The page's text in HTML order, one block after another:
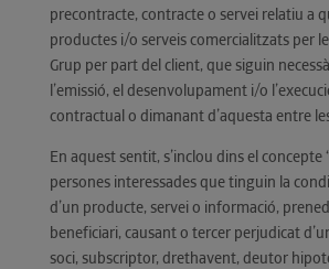
precontracte, contracte o servei relatiu a
productes i/o serveis comercialitzats per
Grup per part del client, que siguin
l’emissió, el desenvolupament i/o
contractual o dimanant d’aquesta entre
En aquest sentit, s’inclou dins el concepte
persones interessades que tinguin la
d’un producte, servei o informació,
beneficiari, causant o tercer perjudicat
soci, subscriptor, drethavent, deutor